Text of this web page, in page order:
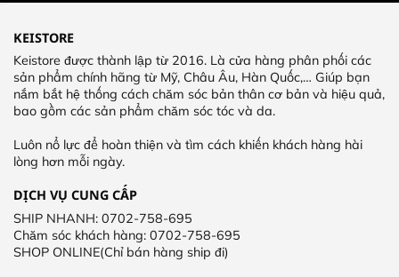
KEISTORE
Keistore được thành lập từ 2016. Là cửa hàng phân phối các
sản phẩm chính hãng từ Mỹ, Châu Âu, Hàn Quốc,… Giúp bạn
nắm bắt hệ thống cách chăm sóc bản thân cơ bản và hiệu quả,
bao gồm các sản phẩm chăm sóc tóc và da.
Luôn nổ lực để hoàn thiện và tìm cách khiến khách hàng hài
lòng hơn mỗi ngày.
DỊCH VỤ CUNG CẤP
SHIP NHANH: 0702-758-695
Chăm sóc khách hàng: 0702-758-695
SHOP ONLINE(Chỉ bán hàng ship đi)